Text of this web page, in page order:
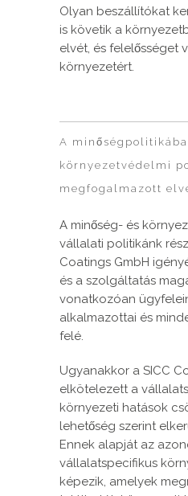
Olyan beszállítókat
is követik a
elvét, és felelősséget
környezetért.
A
környezetvédelmi
megfogalmazott
A minőség- és
vállalati politikánk
Coatings GmbH
és a szolgáltatás
vonatkozóan
alkalmazottai és
felé.
Ugyanakkor a SICC
elkötelezett a
környezeti hatások
lehetőség szerint
Ennek alapját az
vállalatspecifikus
képezik, amelyek